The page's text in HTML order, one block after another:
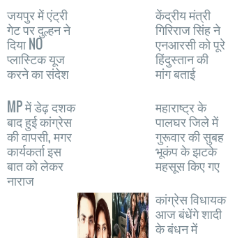
जयपुर में एंट्री
गेट पर दुल्हन ने
दिया NO
प्लास्टिक यूज
करने का संदेश
केंद्रीय मंत्री
गिरिराज सिंह ने
एनआरसी को पूरे
हिंदुस्तान की
मांग बताई
MP में डेढ़ दशक
बाद हुई कांग्रेस
की वापसी, मगर
कार्यकर्ता इस
बात को लेकर
नाराज
महाराष्ट्र के
पालघर जिले में
गुरूवार की सुबह
भूकंप के झटके
महसूस किए गए
कांग्रेस विधायक
आज बंधेंगे शादी
के बंधन में